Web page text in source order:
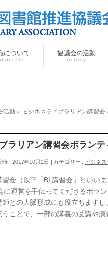
について
Us
協議会の活動
Activity
活動 » ビジネスライブラリアン講習会
ラリアン講習会ボランテ
時 : 2017年10月2日 カテゴリー : ビジネ
会（以下「BL講習会」といい
運営を手伝ってくださるボラ
との人脈形成にも役立ちます
ことで、一部の講義の受講や